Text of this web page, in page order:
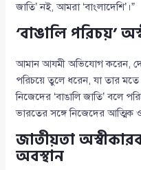
জাতি’ নই, আমরা ‘বাংলাদেশি’।”
‘বাঙালি পরিচয়’
আমান আযমী অভিযোগ করেন,
পরিচয়ে তুলে ধরেন, যা তার মতে
নিজেদের ‘বাঙালি জাতি’ বলে
ভারতের সঙ্গে নিজেদের আত্মিক
জাতীয়তা
অবস্থান